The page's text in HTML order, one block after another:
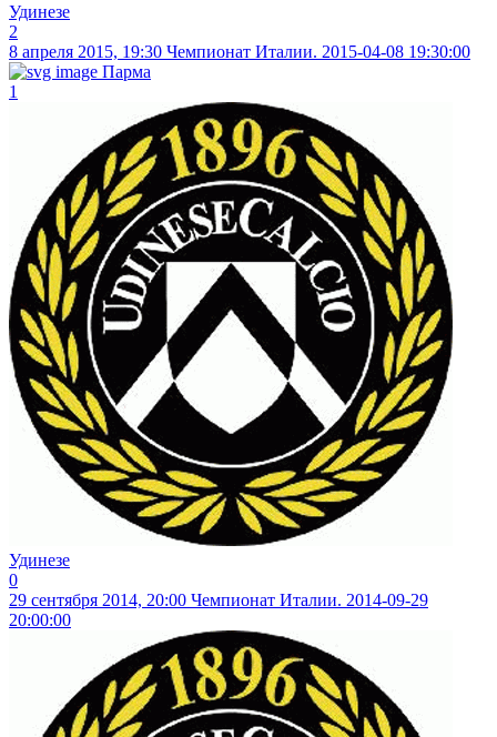
Удинезе
2
8 апреля 2015, 19:30 Чемпионат Италии. 2015-04-08 19:30:00
Парма
1
Удинезе
0
29 сентября 2014, 20:00 Чемпионат Италии. 2014-09-29
20:00:00